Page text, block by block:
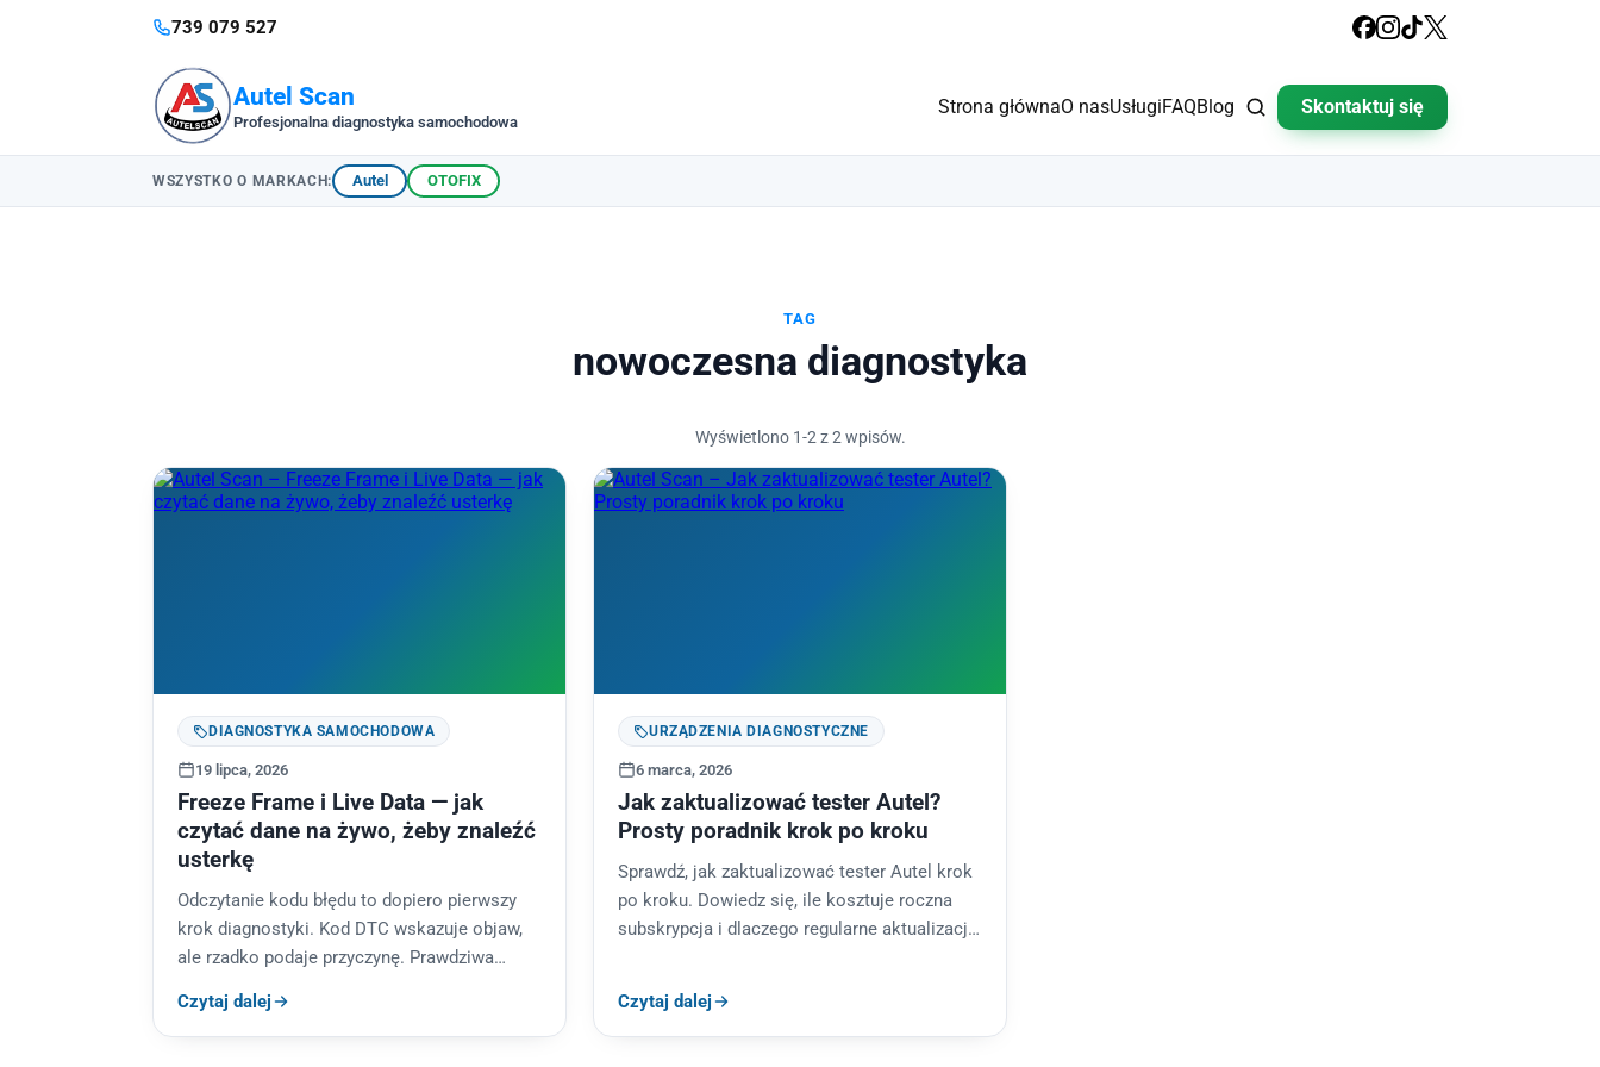
739 079 527
Autel Scan
Profesjonalna diagnostyka samochodowa
Strona głównaO nasUsługiFAQBlog Skontaktuj się
WSZYSTKO O MARKACH: Autel OTOFIX
TAG
nowoczesna diagnostyka
Wyświetlono 1-2 z 2 wpisów.
DIAGNOSTYKA SAMOCHODOWA
19 lipca, 2026
Freeze Frame i Live Data — jak
czytać dane na żywo, żeby znaleźć
usterkę
Odczytanie kodu błędu to dopiero pierwszy
krok diagnostyki. Kod DTC wskazuje objaw,
ale rzadko podaje przyczynę. Prawdziwa
amatorskie kończą —…
Czytaj dalej
URZĄDZENIA DIAGNOSTYCZNE
6 marca, 2026
Jak zaktualizować tester Autel?
Prosty poradnik krok po kroku
Sprawdź, jak zaktualizować tester Autel krok
po kroku. Dowiedz się, ile kosztuje roczna
subskrypcja i dlaczego regularne aktualizacje
Czytaj dalej